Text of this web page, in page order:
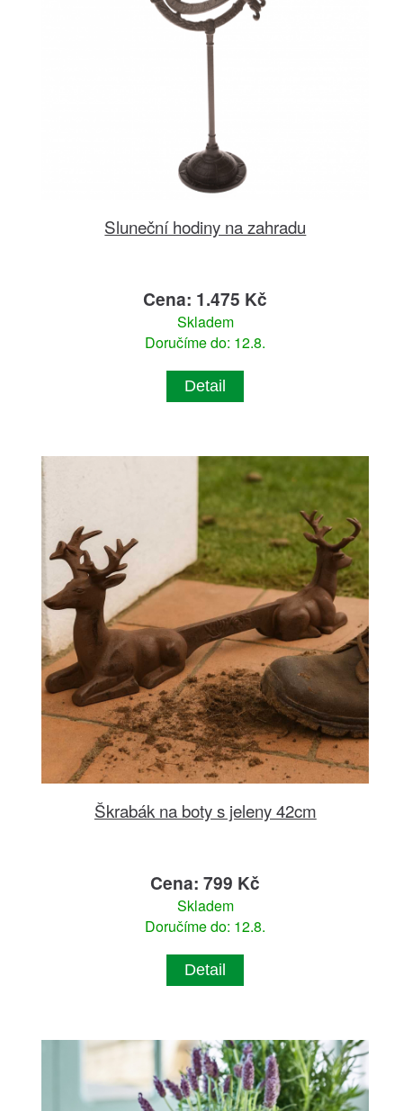
Sluneční hodiny na zahradu
Cena: 1.475 Kč
Skladem
Doručíme do: 12.8.
Detail
Škrabák na boty s jeleny 42cm
Cena: 799 Kč
Skladem
Doručíme do: 12.8.
Detail